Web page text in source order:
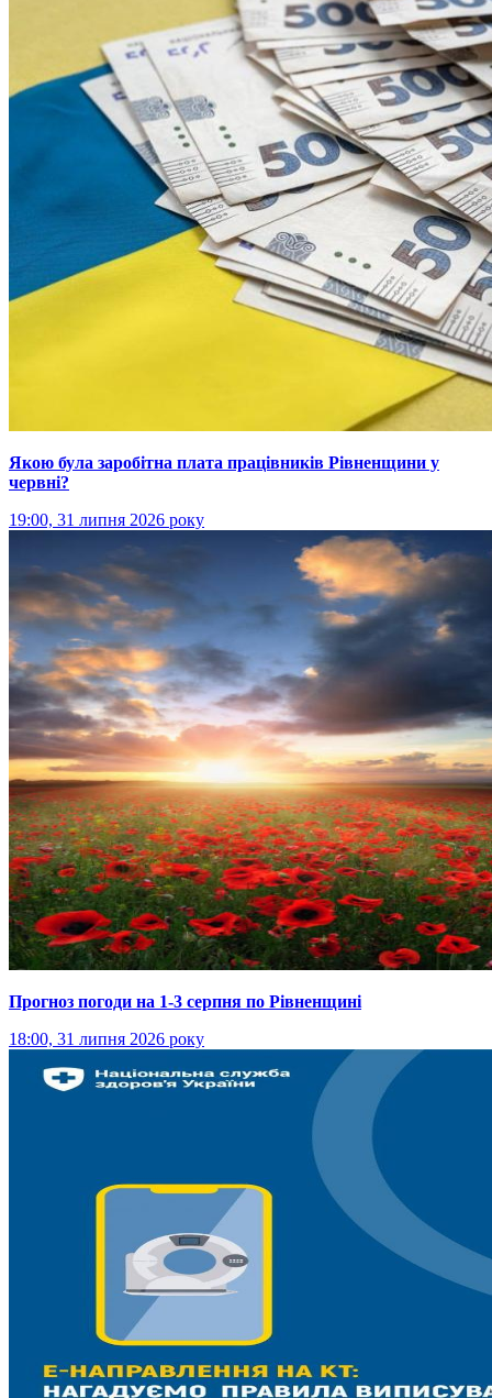
Якою була заробітна плата працівників Рівненщини у
червні?
19:00, 31 липня 2026 року
Прогноз погоди на 1-3 серпня по Рівненщині
18:00, 31 липня 2026 року